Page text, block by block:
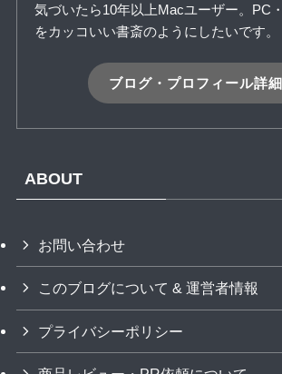
気づいたら10年以上Macユーザー。PC
をカッコいい書斎のようにしたいです。
ブログ・プロフィール詳
ABOUT
お問い合わせ
このブログについて & 運営者情報
プライバシーポリシー